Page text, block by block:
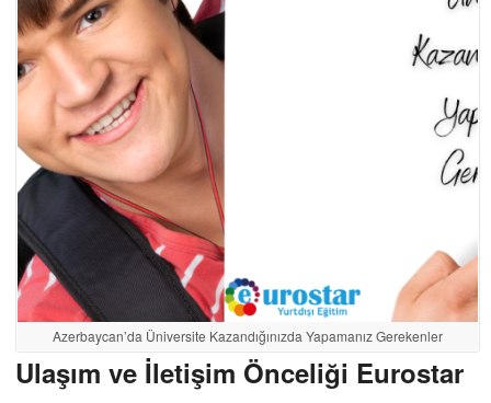
Azerbaycan’da Üniversite Kazandığınızda Yapamanız Gerekenler
Ulaşım ve İletişim Önceliği Eurostar